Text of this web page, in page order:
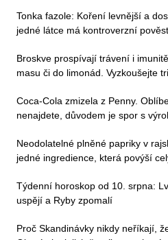
Tonka fazole: Koření levnější a
jedné látce má kontroverzní
Broskve prospívají trávení i
masu či do limonád. Vyzkoušejte
Coca-Cola zmizela z Penny.
nenajdete, důvodem je spor s
Neodolatelné plněné papriky v
jedné ingredience, která povýší
Týdenní horoskop od 10. srpna:
uspějí a Ryby zpomalí
Proč Skandinávky nikdy neříkají,